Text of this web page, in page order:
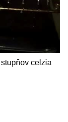
celzia